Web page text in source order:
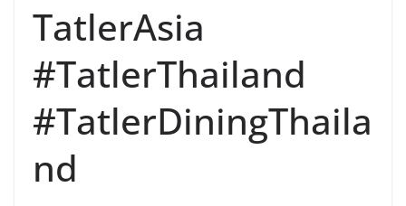
TatlerAsia
#TatlerThailand
#TatlerDiningThaila
nd